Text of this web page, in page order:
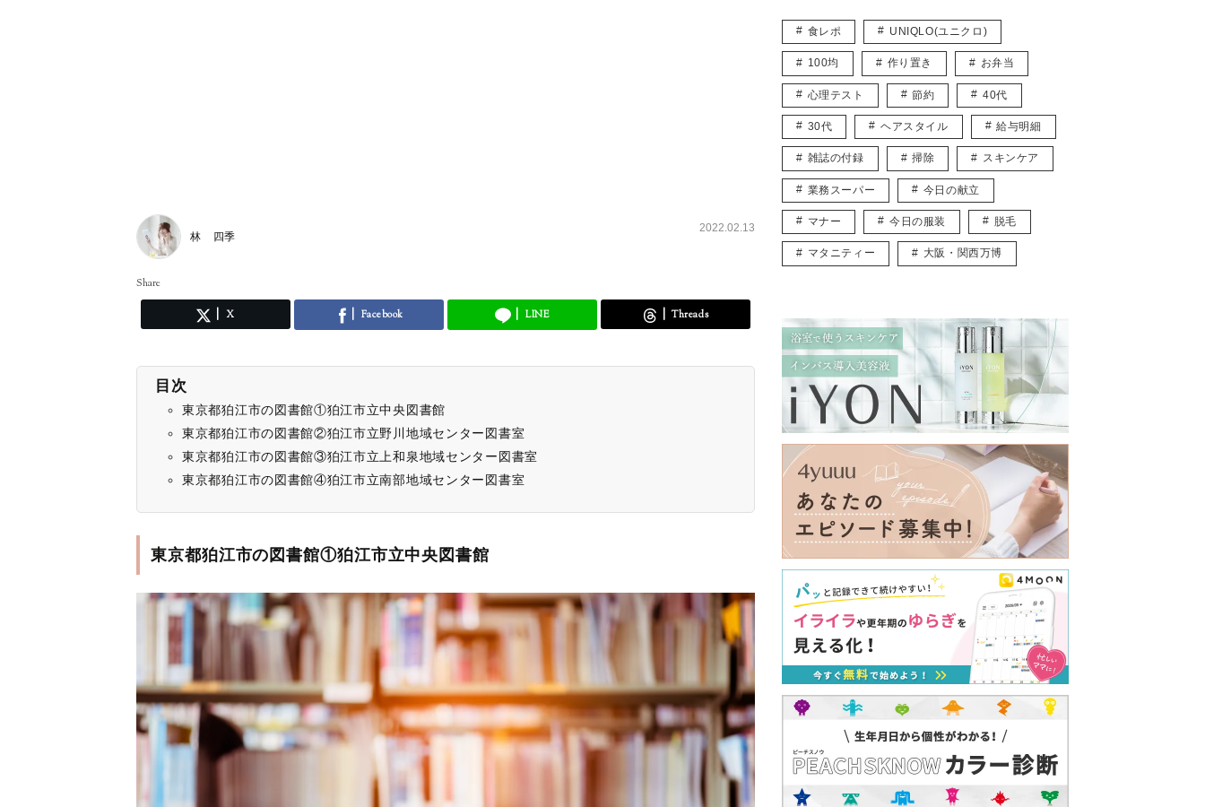
林 四季
2022.02.13
Share
X Facebook LINE Threads
目次
東京都狛江市の図書館①狛江市立中央図書館
東京都狛江市の図書館②狛江市立野川地域センター図書室
東京都狛江市の図書館③狛江市立上和泉地域センター図書室
東京都狛江市の図書館④狛江市立南部地域センター図書室
東京都狛江市の図書館①狛江市立中央図書館
食レポ UNIQLO(ユニクロ)
100均 作り置き お弁当
心理テスト 節約 40代
30代 ヘアスタイル 給与明細
雑誌の付録 掃除 スキンケア
業務スーパー 今日の献立
マナー 今日の服装 脱毛
マタニティー 大阪・関西万博